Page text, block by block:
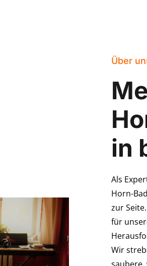
Über
in
Als
Horn-
zur
für
Wir